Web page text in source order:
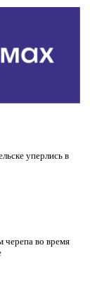
уперлись в
черепа во время